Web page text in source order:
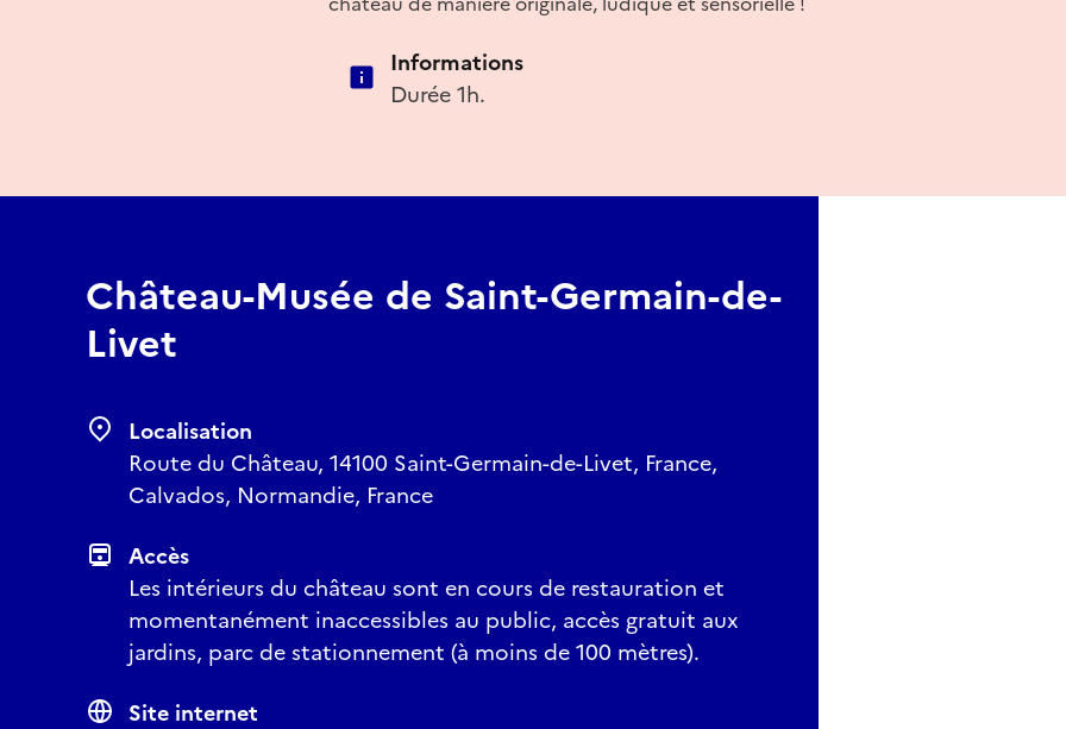
Informations
Durée 1h.
Château-Musée de Saint-Germain-de-
Livet
Localisation
Route du Château, 14100 Saint-Germain-de-Livet, France,
Calvados, Normandie, France
Accès
Les intérieurs du château sont en cours de restauration et
momentanément inaccessibles au public, accès gratuit aux
jardins, parc de stationnement (à moins de 100 mètres).
Site internet